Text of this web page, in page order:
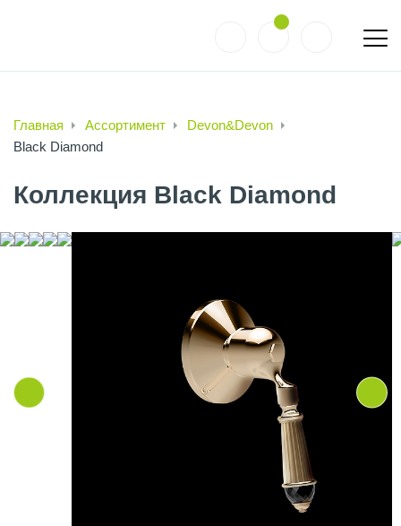
Главная Ассортимент
Devon&Devon
Black Diamond
Коллекция Black Diamond